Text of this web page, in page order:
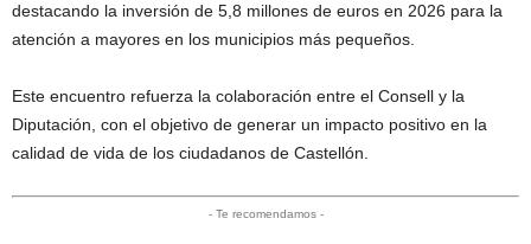
destacando la inversión de 5,8 millones de euros en 2026 para la
atención a mayores en los municipios más pequeños.
Este encuentro refuerza la colaboración entre el Consell y la
Diputación, con el objetivo de generar un impacto positivo en la
calidad de vida de los ciudadanos de Castellón.
- Te recomendamos -